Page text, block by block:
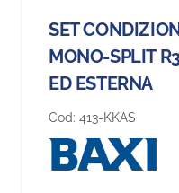
SET
MONO-SPLIT
ED ESTERNA
Cod: 413-KKAS